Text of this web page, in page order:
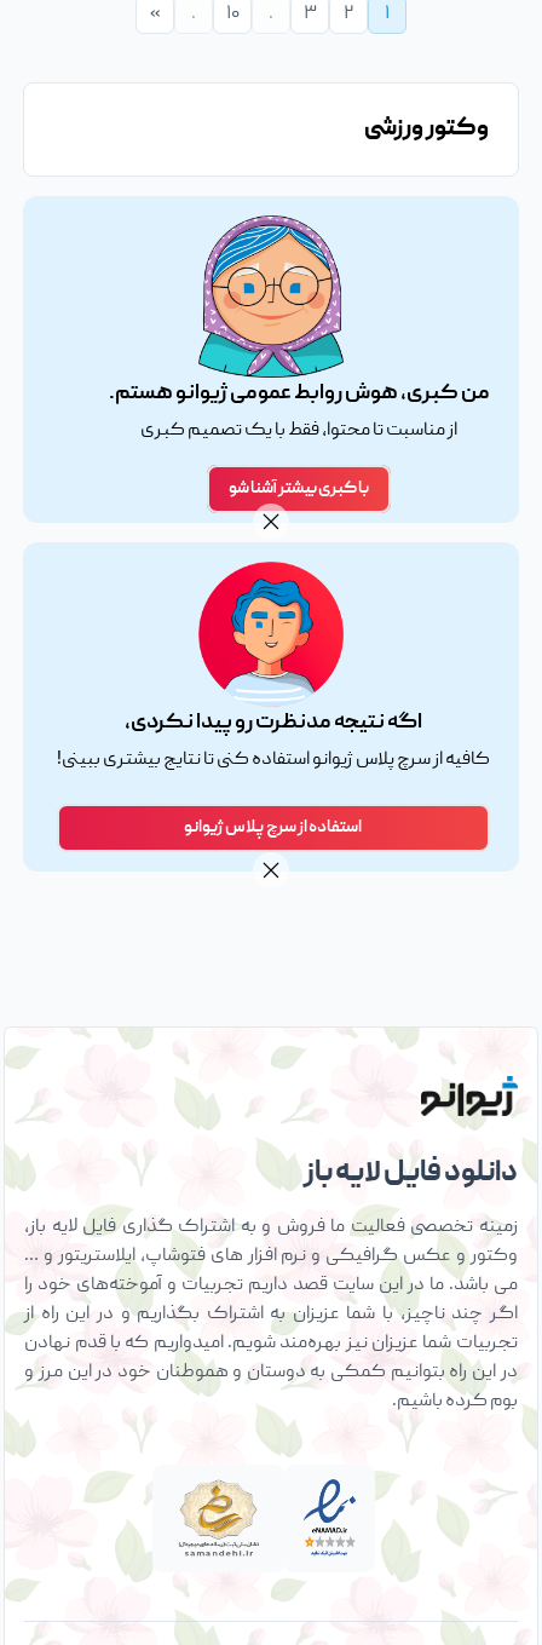
۱ ۲ ۳ . ۱۰ .
»
وکتور ورزشی
من کبری، هوش روابط عمومی ژیوانو هستم.
از مناسبت تا محتوا، فقط با یک تصمیم کبری
با کبری بیشتر آشنا شو
اگه نتیجه مدنظرت رو پیدا نکردی،
کافیه از سرچ پلاس ژیوانو استفاده کنی تا نتایج بیشتری ببینی!
استفاده از سرچ پلاس ژیوانو
دانلود فایل لایه باز
زمینه تخصصی فعالیت ما فروش و به اشتراک گذاری فایل لایه باز،
وکتور و عکس گرافیکی و نرم افزار های فتوشاپ، ایلاستریتور و …
می باشد. ما در این سایت قصد داریم تجربیات و آموخته‌های خود را
اگر چند ناچیز، با شما عزیزان به اشتراک بگذاریم و در این راه از
تجربیات شما عزیزان نیز بهره‌مند شویم. امیدواریم که با قدم نهادن
در این راه بتوانیم کمکی به دوستان و هموطنان خود در این مرز و
بوم کرده باشیم.